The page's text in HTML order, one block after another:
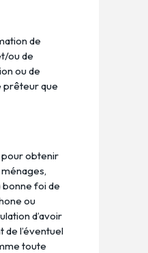
de
ou de
ou de
prêteur que
pour obtenir
bonne foi de
ou
d’avoir
de l’éventuel
toute